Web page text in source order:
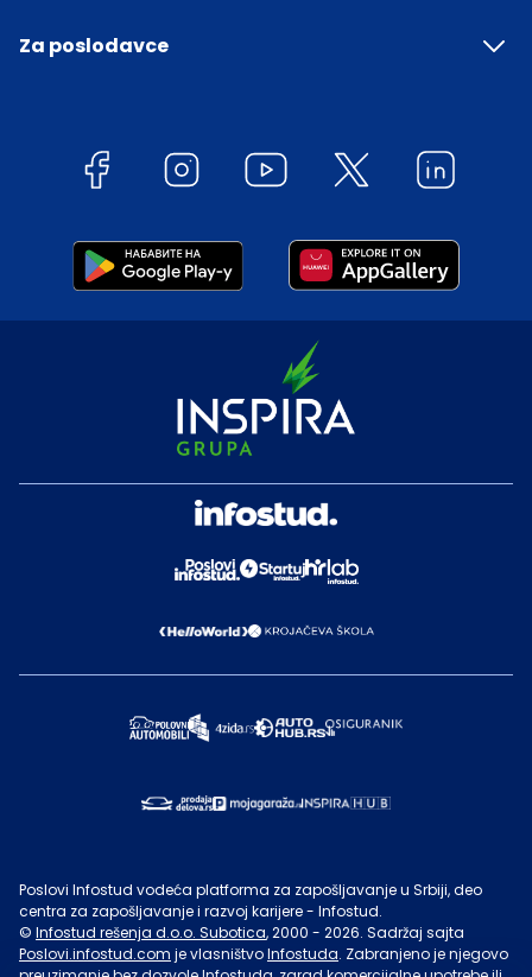
Za poslodavce
Poslovi Infostud vodeća platforma za zapošljavanje u Srbiji, deo
centra za zapošljavanje i razvoj karijere - Infostud.
© Infostud rešenja d.o.o. Subotica, 2000 - 2026. Sadržaj sajta
Poslovi.infostud.com je vlasništvoInfostuda. Zabranjeno je njegovo